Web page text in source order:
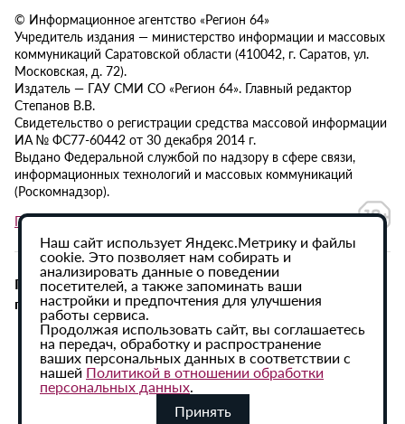
© Информационное агентство «Регион 64»
Учредитель издания — министерство информации и массовых
коммуникаций Саратовской области (410042, г. Саратов, ул.
Московская, д. 72).
Издатель — ГАУ СМИ СО «Регион 64». Главный редактор
Степанов В.В.
Свидетельство о регистрации средства массовой информации
ИА № ФС77-60442 от 30 декабря 2014 г.
Выдано Федеральной службой по надзору в сфере связи,
информационных технологий и массовых коммуникаций
(Роскомнадзор).
Политика в отношении обработки персональных данных
При использовании материалов сайта активная
гиперссылка на ИА «Регион 64» обязательна.
Наш сайт использует Яндекс.Метрику и файлы
cookie. Это позволяет нам собирать и
анализировать данные о поведении
посетителей, а также запоминать ваши
настройки и предпочтения для улучшения
работы сервиса.
Продолжая использовать сайт, вы соглашаетесь
на передач, обработку и распространение
ваших персональных данных в соответствии с
нашей Политикой в отношении обработки
персональных данных.
Принять